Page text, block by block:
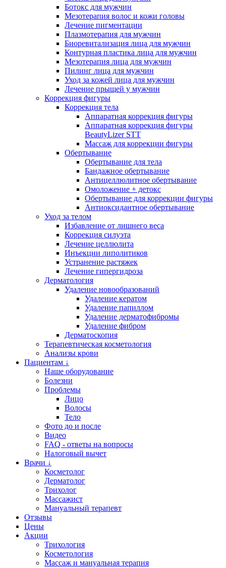
Ботокс для мужчин
Мезотерапия волос и кожи головы
Лечение пигментации
Плазмотерапия для мужчин
Биоревитализация лица для мужчин
Контурная пластика лица для мужчин
Мезотерапия лица для мужчин
Пилинг лица для мужчин
Уход за кожей лица для мужчин
Лечение прыщей у мужчин
Коррекция фигуры
Коррекция тела
Аппаратная коррекция фигуры
Аппаратная коррекция фигуры
BeautyLizer STT
Массаж для коррекции фигуры
Обертывание
Обертывание для тела
Бандажное обертывание
Антицеллюлитное обертывание
Омоложение + детокс
Обертывание для коррекции фигуры
Антиоксидантное обертывание
Уход за телом
Избавление от лишнего веса
Коррекция силуэта
Лечение целлюлита
Инъекции липолитиков
Устранение растяжек
Лечение гипергидроза
Дерматология
Удаление новообразований
Удаление кератом
Удаление папиллом
Удаление дерматофибромы
Удаление фибром
Дерматоскопия
Терапевтическая косметология
Анализы крови
Пациентам ↓
Наше оборудование
Болезни
Проблемы
Лицо
Волосы
Тело
Фото до и после
Видео
FAQ - ответы на вопросы
Налоговый вычет
Врачи ↓
Косметолог
Дерматолог
Трихолог
Массажист
Мануальный терапевт
Отзывы
Цены
Акции
Трихология
Косметология
Массаж и мануальная терапия